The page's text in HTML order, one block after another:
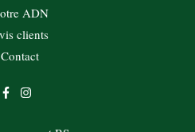
ADN
clients
Contact